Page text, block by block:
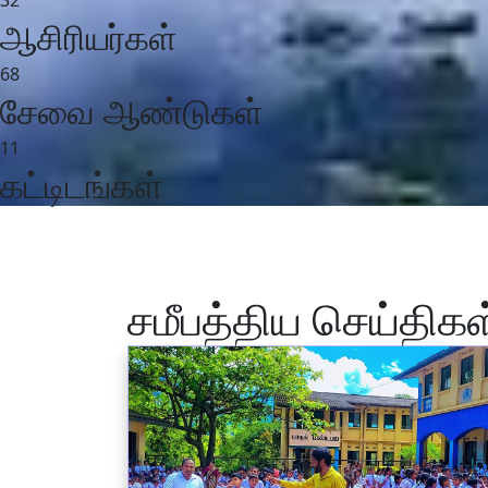
ஆசிரியர்கள்
68
சேவை ஆண்டுகள்
11
கட்டிடங்கள்
சமீபத்திய